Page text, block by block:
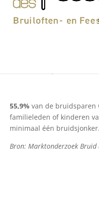
55,9% van de bruidsparen
familieleden of kinderen
minimaal één bruidsjonker.
Bron: Marktonderzoek Bruid